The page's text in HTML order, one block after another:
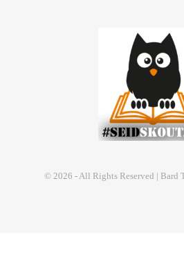
© 2026 - All Rights Reserved | Bard